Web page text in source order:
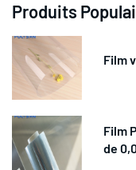
Produits
Film
Film
de